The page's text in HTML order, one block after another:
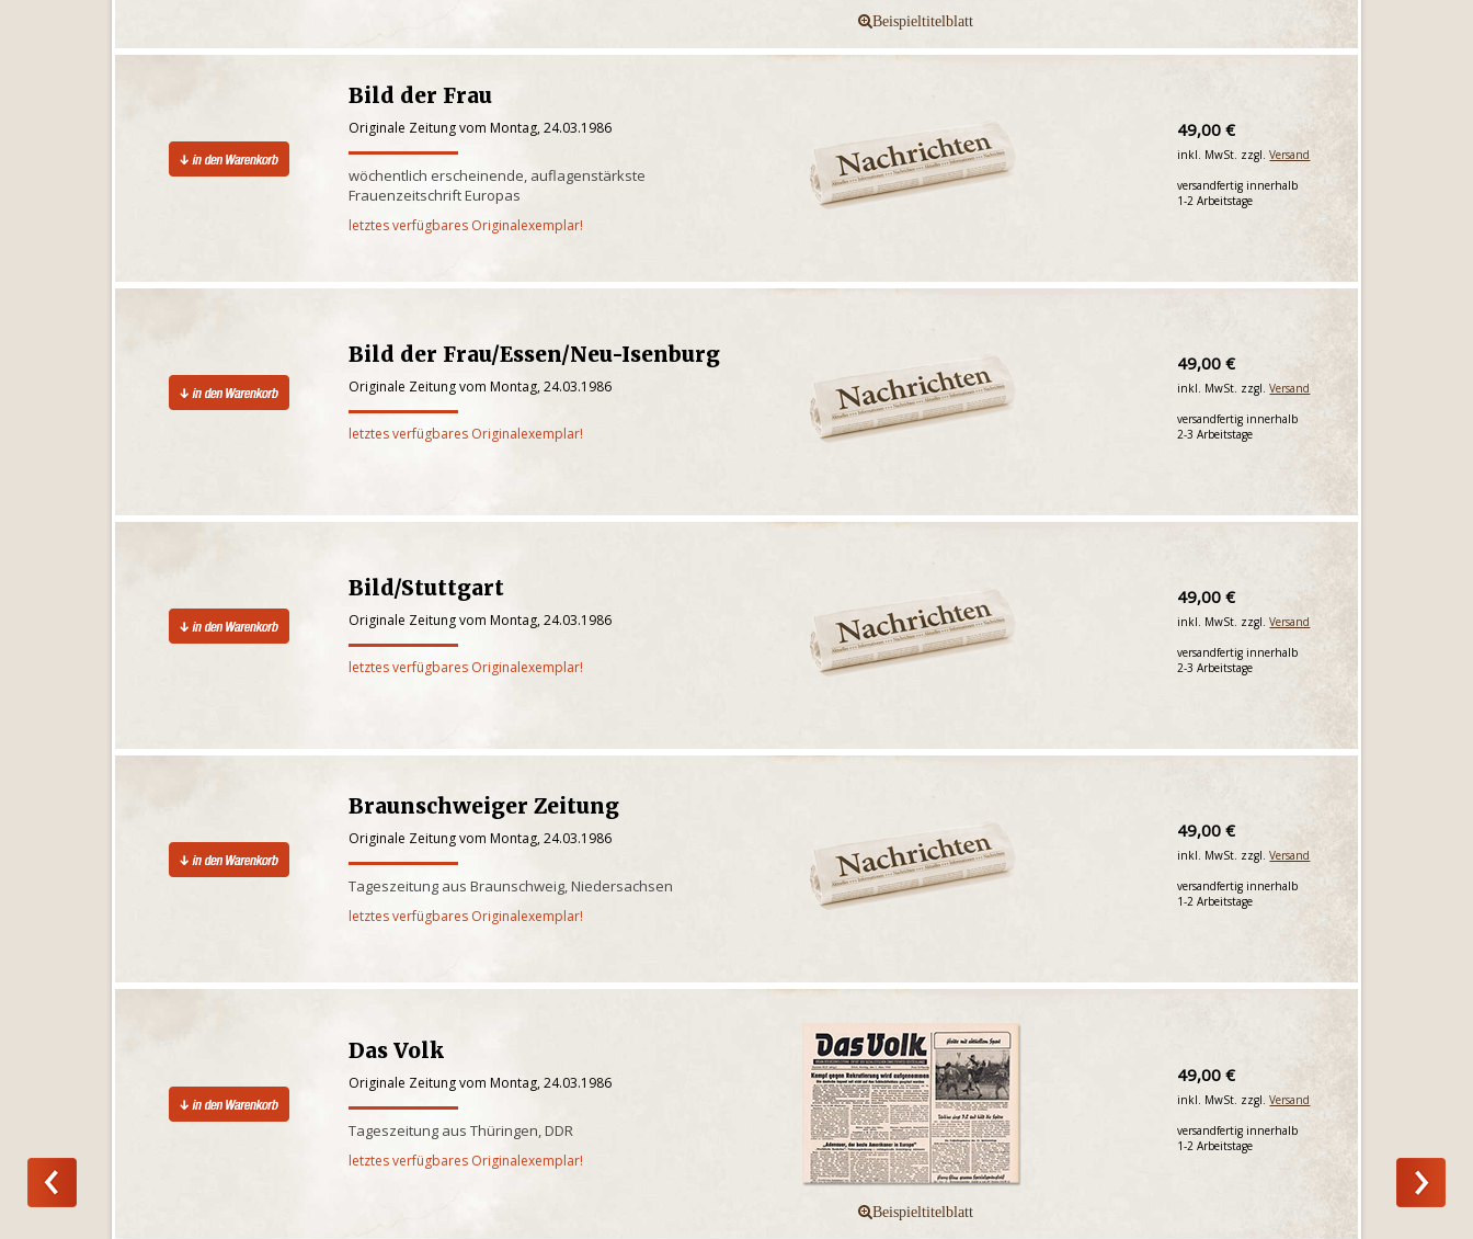
Bild der Frau
Originale Zeitung vom Montag, 24.03.1986
wöchentlich erscheinende, auflagenstärkste
Frauenzeitschrift Europas
letztes verfügbares Originalexemplar!
49,00 €
inkl. MwSt. zzgl.Versand
versandfertig innerhalb
1-2 Arbeitstage
Bild der Frau/Essen/Neu-Isenburg
Originale Zeitung vom Montag, 24.03.1986
letztes verfügbares Originalexemplar!
49,00 €
inkl. MwSt. zzgl.Versand
versandfertig innerhalb
2-3 Arbeitstage
Bild/Stuttgart
Originale Zeitung vom Montag, 24.03.1986
letztes verfügbares Originalexemplar!
49,00 €
inkl. MwSt. zzgl.Versand
versandfertig innerhalb
2-3 Arbeitstage
Braunschweiger Zeitung
Originale Zeitung vom Montag, 24.03.1986
Tageszeitung aus Braunschweig, Niedersachsen
letztes verfügbares Originalexemplar!
49,00 €
inkl. MwSt. zzgl.Versand
versandfertig innerhalb
1-2 Arbeitstage
Das Volk
Originale Zeitung vom Montag, 24.03.1986
Tageszeitung aus Thüringen, DDR
letztes verfügbares Originalexemplar!
49,00 €
inkl. MwSt. zzgl.Versand
versandfertig innerhalb
1-2 Arbeitstage